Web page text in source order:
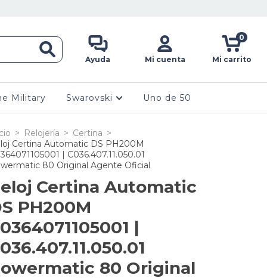
Ayuda Mi cuenta Mi carrito
0
Military Swarovski Uno de 50
> Relojería > Certina >
Certina Automatic DS PH200M
| C036.407.11.050.01
80 Original Agente Oficial
Certina Automatic
PH200M
|
80 Original